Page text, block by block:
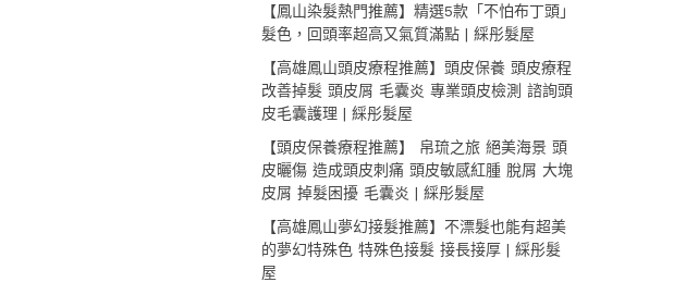
【鳳山染髮熱門推薦】精選5款「不怕布丁頭」
髮色，回頭率超高又氣質滿點 | 綵彤髮屋
【高雄鳳山頭皮療程推薦】頭皮保養 頭皮療程
改善掉髮 頭皮屑 毛囊炎 專業頭皮檢測 諮詢頭
皮毛囊護理 | 綵彤髮屋
【頭皮保養療程推薦】 帛琉之旅 絕美海景 頭
皮曬傷 造成頭皮刺痛 頭皮敏感紅腫 脫屑 大塊
皮屑 掉髮困擾 毛囊炎 | 綵彤髮屋
【高雄鳳山夢幻接髮推薦】不漂髮也能有超美
的夢幻特殊色 特殊色接髮 接長接厚 | 綵彤髮
屋